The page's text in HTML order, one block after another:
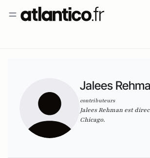
Jalees
contributeurs
Jalees Rehman est
Chicago.